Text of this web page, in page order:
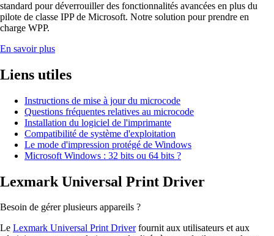
standard pour déverrouiller des fonctionnalités avancées en plus du
pilote de classe IPP de Microsoft. Notre solution pour prendre en
charge WPP.
En savoir plus
Liens utiles
Instructions de mise à jour du microcode
Questions fréquentes relatives au microcode
Installation du logiciel de l'imprimante
Compatibilité de système d'exploitation
Le mode d'impression protégé de Windows
Microsoft Windows : 32 bits ou 64 bits ?
Lexmark Universal Print Driver
Besoin de gérer plusieurs appareils ?
Le Lexmark Universal Print Driverfournit aux utilisateurs et aux